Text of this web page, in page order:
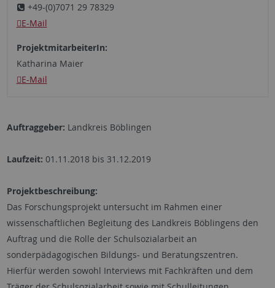
+49-(0)7071 29 78329
E-Mail
ProjektmitarbeiterIn:
Katharina Maier
E-Mail
Auftraggeber: Landkreis Böblingen
Laufzeit: 01.11.2018 bis 31.12.2019
Projektbeschreibung:
Das Forschungsprojekt untersucht im Rahmen einer
wissenschaftlichen Begleitung des Landkreis Böblingens den
Auftrag und die Rolle der Schulsozialarbeit an
sonderpädagogischen Bildungs- und Beratungszentren.
Hierfür werden sowohl Interviews mit Fachkräften und dem